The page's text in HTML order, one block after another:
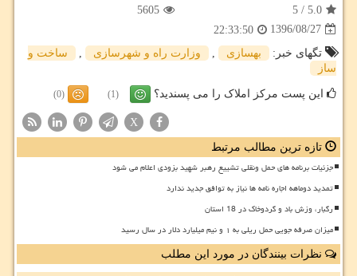
5.0
/
5
5605
1396/08/27
22:33:50
تگهای خبر:
بهسازی وزارت راه و شهرسازی
ساخت و
ساز
این پست مرکز املاک را می پسندید؟ (1)
(0)
X
تازه ترین مطالب مرتبط
جزئیات برنامه های حمل ونقلی تشییع رهبر شهید بزودی اعلام می شود
تمدید دوماهه اجاره نامه ها نیاز به توافق جدید ندارد
رگبار، وزش باد و گردوخاک در 18 استان
میزان صرفه جویی حمل ریلی به ۱ و نیم میلیارد دلار در سال رسید
نظرات بینندگان در مورد این مطلب